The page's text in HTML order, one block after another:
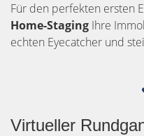
Für den perfekten ersten
Home-Staging Ihre
echten Eyecatcher und
Virtueller